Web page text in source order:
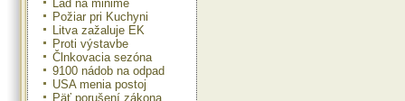
Ľad na minime
Požiar pri Kuchyni
Litva zažaluje EK
Proti výstavbe
Člnkovacia sezóna
9100 nádob na odpad
USA menia postoj
Päť porušení zákona